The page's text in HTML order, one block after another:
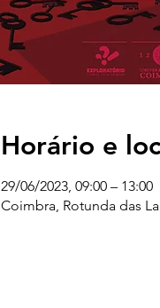
Horário e
29/06/2023, 09:00 – 13:00
Coimbra, Rotunda das